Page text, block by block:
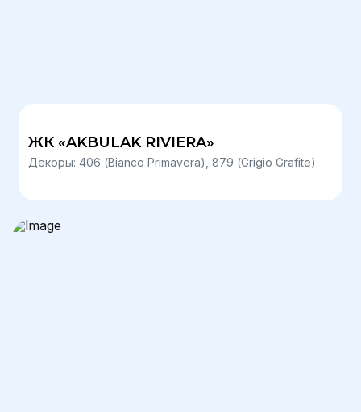
ЖК «AKBULAK RIVIERA»
Декоры: 406 (Bianco Primavera), 879 (Grigio Grafite)